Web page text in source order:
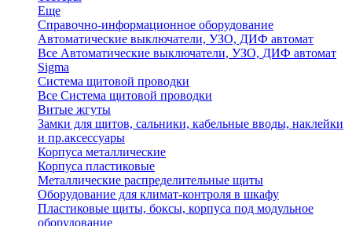
Еще
Справочно-информационное оборудование
Автоматические выключатели, УЗО, ДИФ автомат
Все Автоматические выключатели, УЗО, ДИФ автомат
Sigma
Система щитовой проводки
Все Система щитовой проводки
Витые жгуты
Замки для щитов, сальники, кабельные вводы, наклейки
и пр.аксессуары
Корпуса металлические
Корпуса пластиковые
Металлические распределительные щиты
Оборудование для климат-контроля в шкафу
Пластиковые щиты, боксы, корпуса под модульное
оборудование